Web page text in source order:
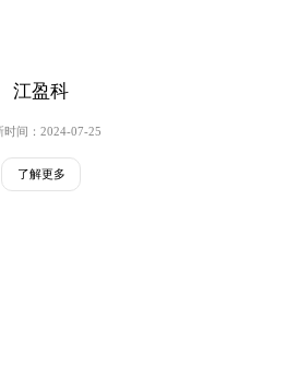
江盈科
时间：2024-07-25
了解更多